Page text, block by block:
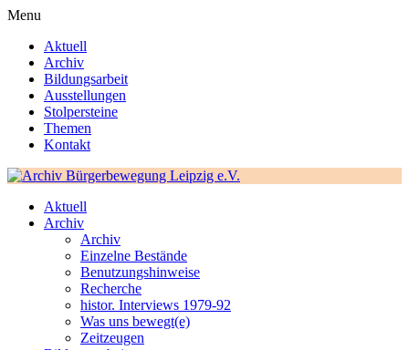
Menu
Aktuell
Archiv
Bildungsarbeit
Ausstellungen
Stolpersteine
Themen
Kontakt
Aktuell
Archiv
Archiv
Einzelne Bestände
Benutzungshinweise
Recherche
histor. Interviews 1979-92
Was uns bewegt(e)
Zeitzeugen